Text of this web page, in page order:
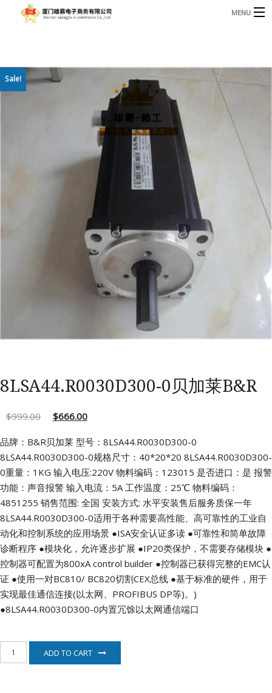
MENU
首页
Sale!
8LSA44.R0030D300-0贝加莱B&R
$999.00 $666.00
品牌：B&R贝加莱 型号：8LSA44.R0030D300-0
8LSA44.R0030D300-0规格尺寸：40*20*20 8LSA44.R0030D300-
0重量：1KG 输入电压:220V 物料编码：123015 是否进口：是 报警
功能：声音报警 输入电流：5A工作温度：25℃ 物料编码：
4851255 销售范围: 全国 安装方式: 水平安装售后服务质保一年
8LSA44.R0030D300-0适用于各种需要高性能、高可靠性的工业自
动化和控制系统的应用场景 ●ISA安全认证多读 ●可靠性和简单故障
诊断程序 ●模块化，允许逐步扩展 ●IP20类保护，不需要存储模块 ●
控制器可配置为800xA control builder ●控制器已获得完整的EMC认
证 ●使用一对BC810/ BC820切割CEX总线 ●基于标准的硬件，用于
实现最佳通信连接(以太网、PROFIBUS DP等)。)
●8LSA44.R0030D300-0内置冗馀以太网通信端口
ADD TO CART